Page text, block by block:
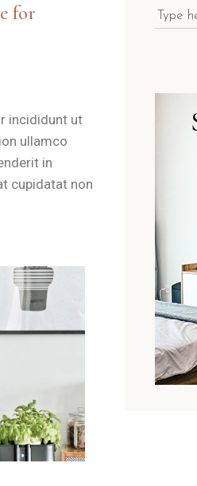
for
incididunt ut
ullamco
in
cupidatat non